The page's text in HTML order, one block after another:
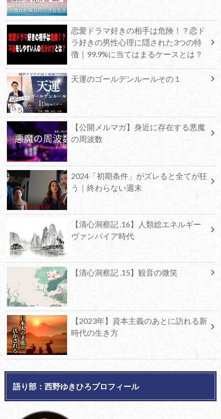
恋愛ドラマ好きの相手は危険！？恋ド
ラ好きの男性心理に隠された3つの特
徴｜99.9%に当てはまるケースとは？
天運のゴールデンルールその１
【公開メルマガ】身近に存在する悪魔
の周波数
2024「初期条件」がズレると全てが狂
う｜終わらない週末
【清心洞察記 .16】人類総エネルギー
ヴァンパイア時代
【清心洞察記 .15】観音の微笑
【2023年】資本主義のあとに訪れる新
時代の生き方
語り部：西野ゆきひろプロフィール